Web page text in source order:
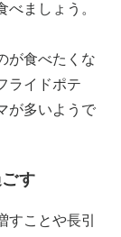
ましょう。
が食べたくな
ライドポテ
が多いようで
す
ことや長引